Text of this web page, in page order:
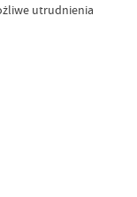
utrudnienia